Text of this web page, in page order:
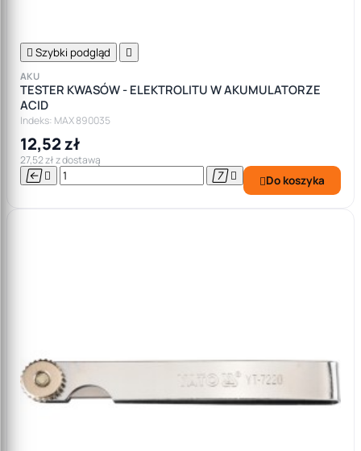
 Szybki podgląd 
AKU
TESTER KWASÓW - ELEKTROLITU W AKUMULATORZE
ACID
Indeks: MAX 890035
12,52 zł
27,52 zł z dostawą
    Do koszyka